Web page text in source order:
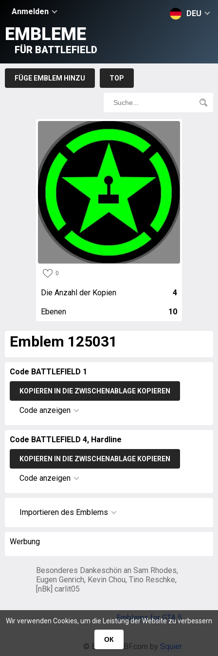
Wir verwenden Cookies, um die Leistung der Website zu verbessern
ОК
Anmelden DEU
EMBLEME
FÜR BATTLEFIELD
FÜGE EMBLEM HINZU TOP
0
Die Anzahl der Kopien 4
Ebenen 10
Emblem 125031
Code BATTLEFIELD 1
KOPIEREN IN DIE ZWISCHENABLAGE KOPIEREN
Code anzeigen
Code BATTLEFIELD 4, Hardline
KOPIEREN IN DIE ZWISCHENABLAGE KOPIEREN
Code anzeigen
Importieren des Emblems
Werbung
Besonderes Dankeschön an Sam Rhodes,
Eugen Genrich, Kevin Chou, Tino Reschke,
[nBk] carlit05
Emblems for GTA 5
© EmblemsBF.com by Squier